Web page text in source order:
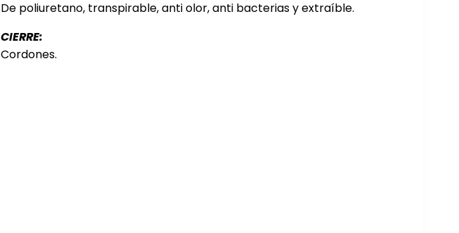
De poliuretano, transpirable, anti olor, anti bacterias y extraíble.
CIERRE:
Cordones.